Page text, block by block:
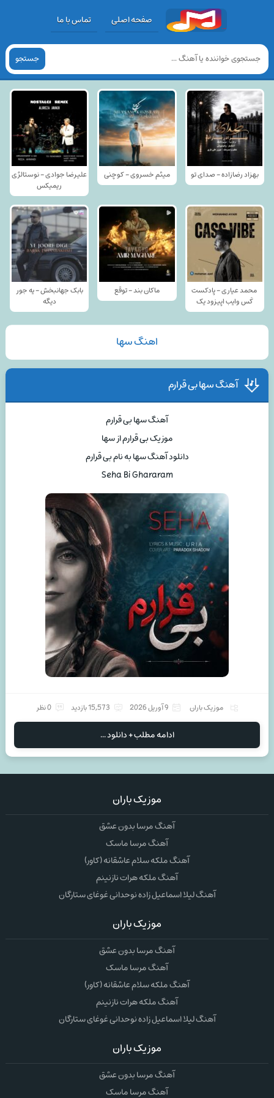
صفحه اصلی تماس با ما
جستجو
بهزاد رضازاده - صدای تو میثم خسروی - کوچنی
علیرضا جوادی - نوستالژی
ریمیکس
محمد عیاری - پادکست
کَس وایب اپیزود یک
ماکان بند - توقع
بابک جهانبخش - یه جور
دیگه
اهنگ سها
آهنگ سها بی قرارم
آهنگ سها بی قرارم
موزیک بی قرارم از سها
دانلود آهنگ سها به نام بی قرارم
Seha Bi Ghararam
موزیک باران 9 آوریل 2026 15,573 بازدید 0 نظر
ادامه مطلب + دانلود ...
موزیک باران
آهنگ مرسا بدون عشق
آهنگ مرسا ماسک
آهنگ ملکه سلام عاشقانه (کاور)
آهنگ ملکه هرات نازنینم
آهنگ لیلا اسماعیل زاده نوحدانی غوغای ستارگان
موزیک باران
آهنگ مرسا بدون عشق
آهنگ مرسا ماسک
آهنگ ملکه سلام عاشقانه (کاور)
آهنگ ملکه هرات نازنینم
آهنگ لیلا اسماعیل زاده نوحدانی غوغای ستارگان
موزیک باران
آهنگ مرسا بدون عشق
آهنگ مرسا ماسک